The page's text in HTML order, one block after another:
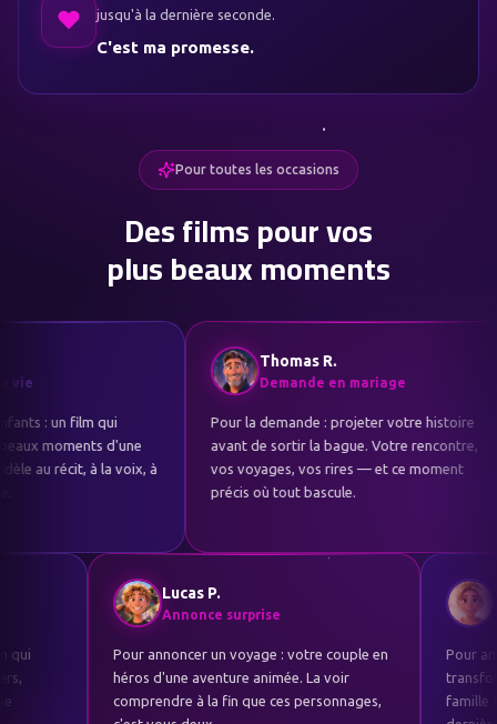
jusqu'à la dernière seconde.
C'est ma promesse.
Pour toutes les occasions
Des films pour vos
plus beaux moments
Pour la demande : projeter votre histoire
avant de sortir la bague. Votre rencontre,
vos voyages, vos rires — et ce moment
Naissance
Pour annoncer une
diffuser à toute la
traverse les
téléphone des grands-
70 ans d'un parent : un film qui
toute sa vie. Enfance, métiers,
voyages — un cadeau qui se
Annonce surprise
Pour annoncer un voyage :
héros d'une aventure animée.
comprendre à la fin que ces